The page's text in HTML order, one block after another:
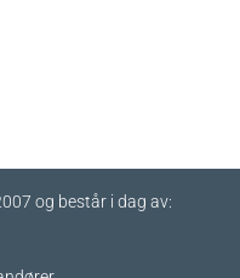
og består i dag av: